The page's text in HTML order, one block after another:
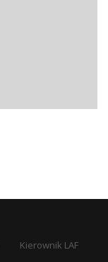
Kierownik LAF